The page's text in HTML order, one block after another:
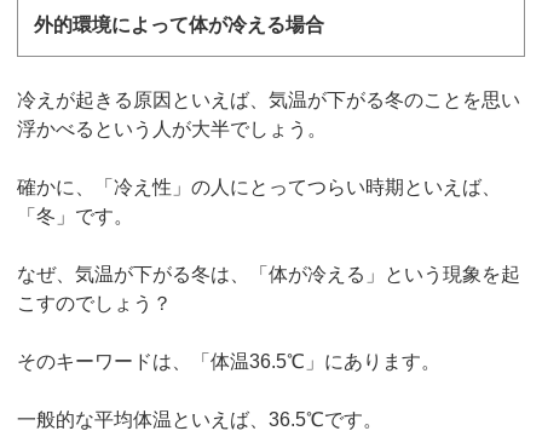
外的環境によって体が冷える場合
冷えが起きる原因といえば、気温が下がる冬のことを思い
浮かべるという人が大半でしょう。
確かに、「冷え性」の人にとってつらい時期といえば、
「冬」です。
なぜ、気温が下がる冬は、「体が冷える」という現象を起
こすのでしょう？
そのキーワードは、「体温36.5℃」にあります。
一般的な平均体温といえば、36.5℃です。